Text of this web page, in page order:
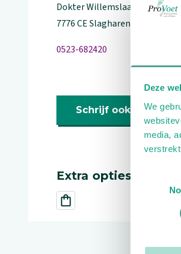
Deze
We
media,
Dokter Willemslaan
7776 CESlagharen
0523-682420
Schrijf ook een
Extra opties